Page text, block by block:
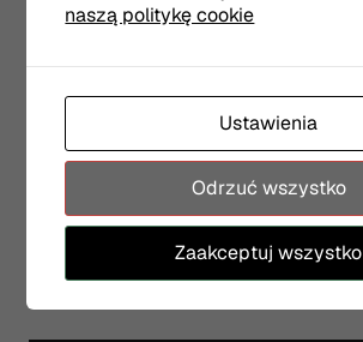
naszą politykę cookie
Ustawienia
Odrzuć wszystko
Zaakceptuj wszystko